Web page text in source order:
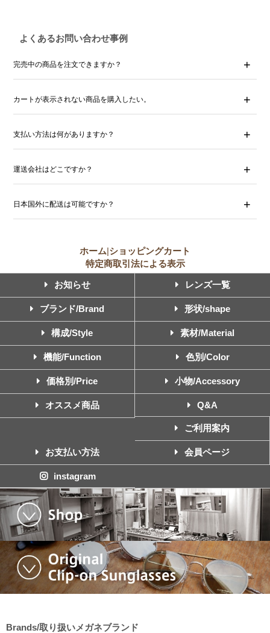
よくあるお問い合わせ事例
完売中の商品を注文できますか？
カートが表示されない商品を購入したい。
支払い方法は何がありますか？
運送会社はどこですか？
日本国外に配送は可能ですか？
ホーム|ショッピングカート
特定商取引法による表示
お知らせ レンズ一覧
ブランド/Brand 形状/shape
構成/Style 素材/Material
機能/Function 色別/Color
価格別/Price 小物/Accessory
オススメ商品 Q&A
ご利用案内
お支払い方法 会員ページ
instagram
Brands/取り扱いメガネブランド